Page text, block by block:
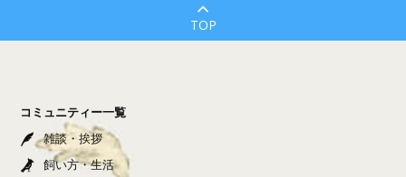
TOP
コミュニティー一覧
雑談・挨拶
飼い方・生活